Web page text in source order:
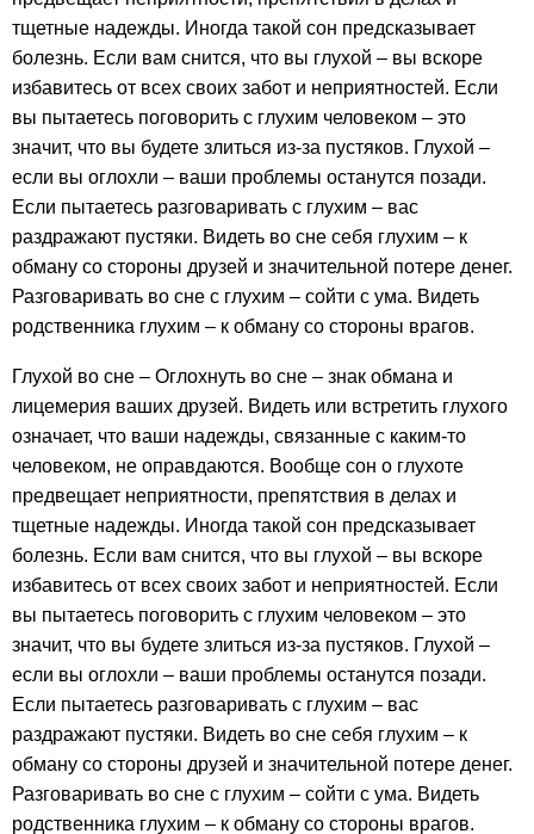
тщетные надежды. Иногда такой сон предсказывает
болезнь. Если вам снится, что вы глухой – вы вскоре
избавитесь от всех своих забот и неприятностей. Если
вы пытаетесь поговорить с глухим человеком – это
значит, что вы будете злиться из-за пустяков. Глухой –
если вы оглохли – ваши проблемы останутся позади.
Если пытаетесь разговаривать с глухим – вас
раздражают пустяки. Видеть во сне себя глухим – к
обману со стороны друзей и значительной потере денег.
Разговаривать во сне с глухим – сойти с ума. Видеть
родственника глухим – к обману со стороны врагов.
Глухой во сне – Оглохнуть во сне – знак обмана и
лицемерия ваших друзей. Видеть или встретить глухого
означает, что ваши надежды, связанные с каким-то
человеком, не оправдаются. Вообще сон о глухоте
предвещает неприятности, препятствия в делах и
тщетные надежды. Иногда такой сон предсказывает
болезнь. Если вам снится, что вы глухой – вы вскоре
избавитесь от всех своих забот и неприятностей. Если
вы пытаетесь поговорить с глухим человеком – это
значит, что вы будете злиться из-за пустяков. Глухой –
если вы оглохли – ваши проблемы останутся позади.
Если пытаетесь разговаривать с глухим – вас
раздражают пустяки. Видеть во сне себя глухим – к
обману со стороны друзей и значительной потере денег.
Разговаривать во сне с глухим – сойти с ума. Видеть
родственника глухим – к обману со стороны врагов.